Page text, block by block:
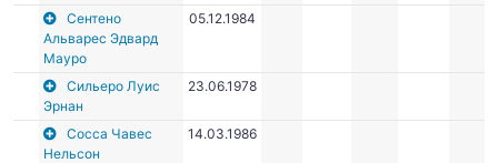
Сентено
Альварес Эдвард
Мауро
05.12.1984
Сильеро Луис
Эрнан
23.06.1978
Сосса Чавес
Нельсон
14.03.1986